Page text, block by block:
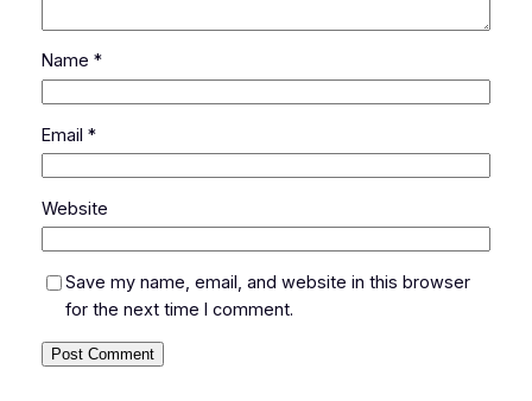
Name *
Email *
Website
Save my name, email, and website in this browser
for the next time I comment.